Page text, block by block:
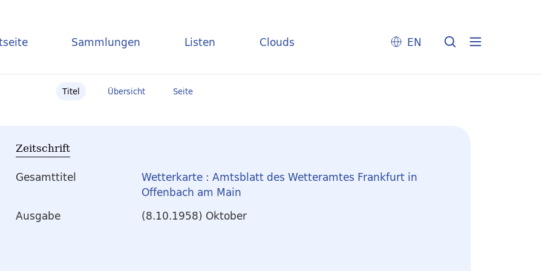
Sammlungen Listen Clouds EN
Titel Übersicht Seite
Zeitschrift
Gesamttitel
Wetterkarte : Amtsblatt des Wetteramtes Frankfurt in
Offenbach am Main
Ausgabe
(8.10.1958) Oktober